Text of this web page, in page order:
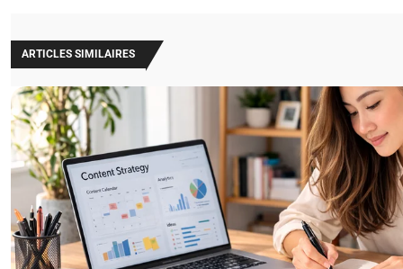
ARTICLES SIMILAIRES